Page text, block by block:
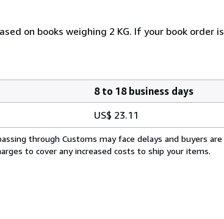
on books weighing 2 KG. If your book order
8 to 18 business days
US$ 23.11
through Customs may face delays and buyers
to cover any increased costs to ship your items.